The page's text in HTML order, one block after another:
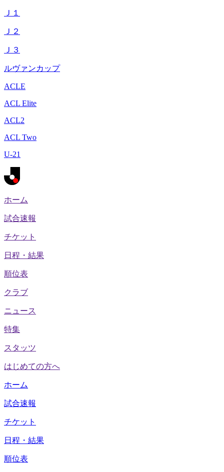
Ｊ１
Ｊ２
Ｊ３
ルヴァンカップ
ACLE
ACL Elite
ACL2
ACL Two
U-21
ホーム
試合速報
チケット
日程・結果
順位表
クラブ
ニュース
特集
スタッツ
はじめての方へ
ホーム
試合速報
チケット
日程・結果
順位表